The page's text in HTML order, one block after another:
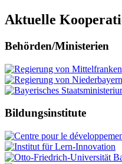
Aktuelle
Behörden/Ministerien
Bildungsinstitute